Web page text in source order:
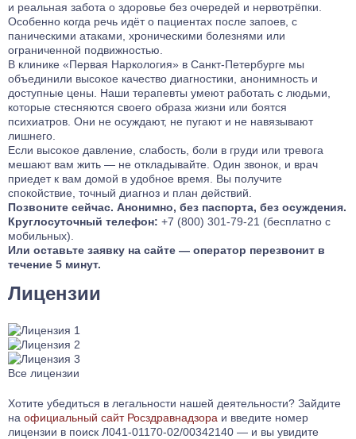
и реальная забота о здоровье без очередей и нервотрёпки.
Особенно когда речь идёт о пациентах после запоев, с
паническими атаками, хроническими болезнями или
ограниченной подвижностью.
В клинике «Первая Наркология» в Санкт‑Петербурге мы
объединили высокое качество диагностики, анонимность и
доступные цены. Наши терапевты умеют работать с людьми,
которые стесняются своего образа жизни или боятся
психиатров. Они не осуждают, не пугают и не навязывают
лишнего.
Если высокое давление, слабость, боли в груди или тревога
мешают вам жить — не откладывайте. Один звонок, и врач
приедет к вам домой в удобное время. Вы получите
спокойствие, точный диагноз и план действий.
Позвоните сейчас. Анонимно, без паспорта, без осуждения.
Круглосуточный телефон: +7 (800) 301-79-21 (бесплатно с
мобильных).
Или оставьте заявку на сайте — оператор перезвонит в
течение 5 минут.
Лицензии
Все лицензии
Хотите убедиться в легальности нашей деятельности? Зайдите
на официальный сайт Росздравнадзора и введите номер
лицензии в поиск Л041-01170-02/00342140 — и вы увидите